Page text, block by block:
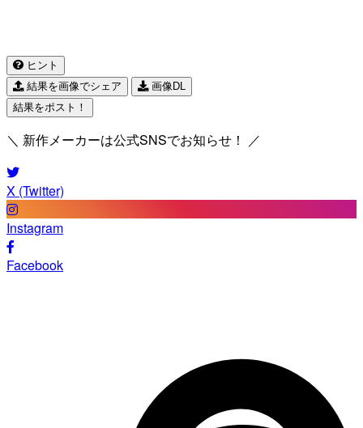
ヒント
結果を画像でシェア
画像DL
結果をポスト！
＼ 新作メーカーは公式SNSでお知らせ！ ／
X (Twitter)
Instagram
Facebook